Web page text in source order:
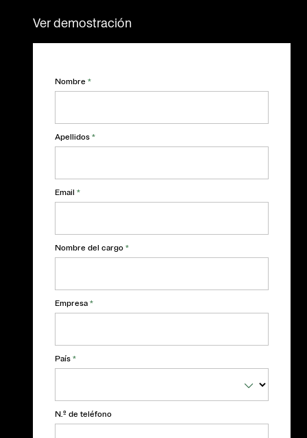
Ver demostración
Nombre *
Apellidos *
Email *
Nombre del cargo *
Empresa *
País *
N.º de teléfono